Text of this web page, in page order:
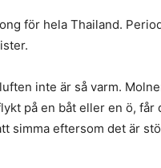
för hela Thailand.
inte är så varm.
på en båt eller en ö, får
simma eftersom det är